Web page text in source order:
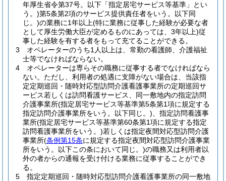
年厚生省令第37号。以下「指定居宅サービス等基準」とい
う。)第5条第2項のサービス提供責任者をいう。以下同
じ。)の業務に1年以上(特に業務に従事した経験が必要な者
として厚生労働大臣が定めるものにあっては、3年以上)従
事した経験を有する者をもって充てることができる。
3
オペレーターのうち1人以上は、常勤の看護師、介護福祉
士等でなければならない。
4
オペレーターは専らその職務に従事する者でなければなら
ない。 ただし、利用者の処遇に支障がない場合は、当該指
定定期巡回・随時対応型訪問介護看護事業所の定期巡回サ
ービス若しくは訪問看護サービス、同一敷地内の指定訪問
介護事業所(指定居宅サービス等基準第5条第1項に規定する
指定訪問介護事業所をいう。以下同じ。) 、指定訪問看護事
業所(指定居宅サービス等基準第60条第1項に規定する指定
訪問看護事業所をいう。)若しくは指定夜間対応型訪問介護
事業所(条例第15条に規定する指定夜間対応型訪問介護事業
所をいう。以下この条において同じ。)の職務又は利用者以
外の者からの通報を受け付ける業務に従事することができ
る。
5
指定定期巡回・随時対応型訪問介護看護事業所の同一敷地